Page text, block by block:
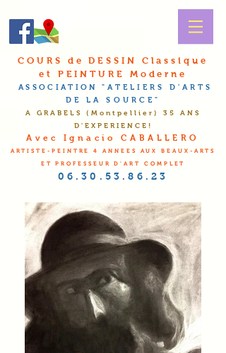
COURS de DESSIN Classique
et PEINTURE Moderne
ASSOCIATION "A TELIERS D' A RTS
DE LAS OURCE"
A GRABELS (Montpellier ) 35 ANS
D'EXPERIENCE!
Avec Ignacio CABALLERO
ARTISTE-PEINTRE 4 ANNEES AUX BEAUX-ARTS
ET PROFESSEUR D'ART COMPLET
06.30.53.86.23